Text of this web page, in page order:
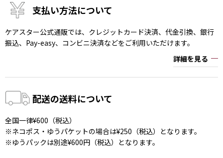
支払い方法について
ケアスター公式通販では、クレジットカード決済、代金引換、銀行
振込、Pay-easy、コンビニ決済などをご利用いただけます。
詳細を見る
配送の送料について
全国一律¥600（税込）
※ネコポス・ゆうパケットの場合は¥250（税込）となります。
※ゆうパックは別途¥600円（税込）となります。